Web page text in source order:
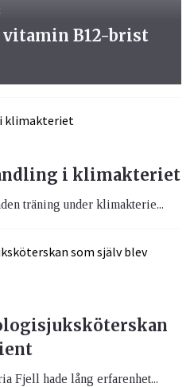
B12-brist
i klimakteriet
träning under klimakterie...
Fjell hade lång erfarenhet...